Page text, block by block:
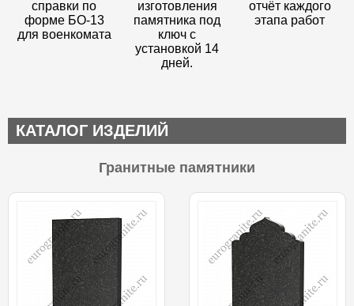
справки по
форме БО-13
для военкомата
изготовления
памятника под
ключ с
установкой 14
дней.
отчёт каждого
этапа работ
КАТАЛОГ ИЗДЕЛИЙ
Гранитные памятники